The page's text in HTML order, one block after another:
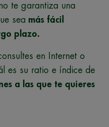
te garantiza una
sea más fácil
plazo.
en Internet o
es su ratio e índice de
a las que te quieres